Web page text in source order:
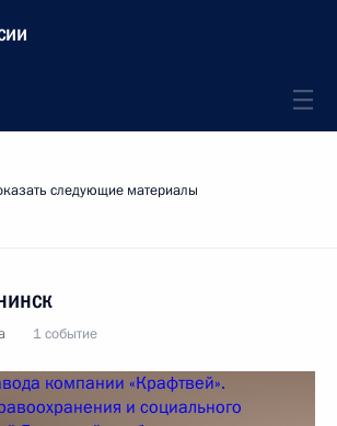
следующие материалы
1 событие